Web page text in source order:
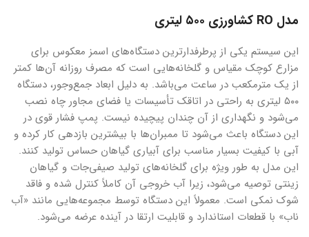
مدل RO کشاورزی ۵۰۰ لیتری
این سیستم یکی از پرطرفدارترین دستگاه‌های اسمز معکوس برای
مزارع کوچک مقیاس و گلخانه‌هایی است که مصرف روزانه آن‌ها کمتر
از یک مترمکعب در ساعت می‌باشد. به دلیل ابعاد جمع‌وجور، دستگاه
۵۰۰ لیتری به راحتی در اتاقک تأسیسات یا فضای مجاور چاه نصب
می‌شود و نگهداری از آن چندان پیچیده نیست. پمپ فشار قوی در
این دستگاه باعث می‌شود تا ممبران‌ها با بیشترین بازدهی کار کرده و
آبی با کیفیت بسیار مناسب برای آبیاری گیاهان حساس تولید کنند.
این مدل به طور ویژه برای گلخانه‌های تولید صیفی‌جات و گیاهان
زینتی توصیه می‌شود، زیرا آب خروجی آن کاملاً کنترل شده و فاقد
شوک نمکی است. معمولاً این دستگاه توسط مجموعه‌هایی مانند «آب
ناب» با قطعات استاندارد و قابلیت ارتقا در آینده عرضه می‌شود.